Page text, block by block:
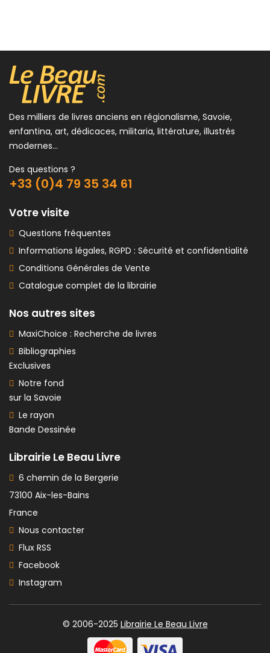
Des milliers de livres anciens en régionalisme, Savoie,
enfantina, art, dédicaces, militaria, littérature, illustrés
modernes...
Des questions ?
+33 (0)4 79 35 34 61
Votre visite
Questions fréquentes
Informations légales, RGPD : Sécurité et confidentialité
Conditions Générales de Vente
Catalogue complet de la librairie
Nos autres sites
MaxiChoice : Recherche de livres
Bibliographies
Exclusives
Notre fond
sur la Savoie
Le rayon
Bande Dessinée
Librairie Le Beau Livre
6 chemin de la Bergerie
73100 Aix-les-Bains
France
Nous contacter
Flux RSS
Facebook
Instagram
© 2006-2025 Librairie Le Beau Livre